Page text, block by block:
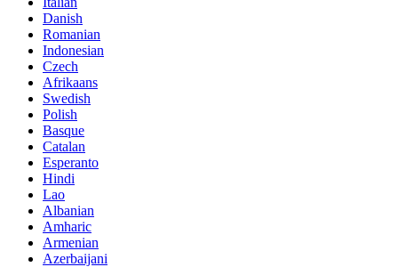
Danish
Romanian
Indonesian
Czech
Afrikaans
Swedish
Polish
Basque
Catalan
Esperanto
Hindi
Lao
Albanian
Amharic
Armenian
Azerbaijani